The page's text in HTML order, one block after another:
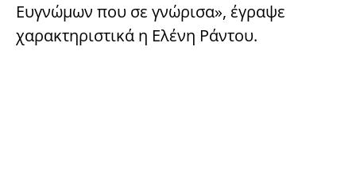
Ευγνώμων που σε γνώρισα», έγραψε
χαρακτηριστικά η Ελένη Ράντου.